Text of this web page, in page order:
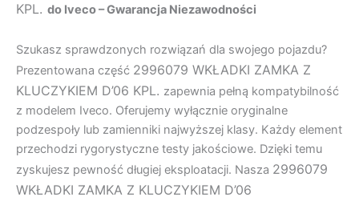
KPL. do Iveco – Gwarancja Niezawodności
Szukasz sprawdzonych rozwiązań dla swojego pojazdu?
Prezentowana część 2996079 WKŁADKI ZAMKA Z
KLUCZYKIEM D’06 KPL. zapewnia pełną kompatybilność
z modelem Iveco. Oferujemy wyłącznie oryginalne
podzespoły lub zamienniki najwyższej klasy. Każdy element
przechodzi rygorystyczne testy jakościowe. Dzięki temu
zyskujesz pewność długiej eksploatacji. Nasza 2996079
WKŁADKI ZAMKA Z KLUCZYKIEM D’06